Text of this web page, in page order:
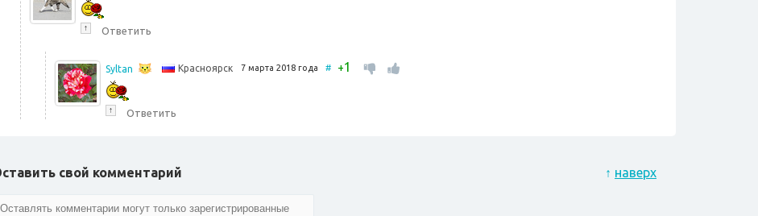
↑ Ответить
Syltan Красноярск 7 марта 2018 года # +1
↑ Ответить
↑ наверх
свой комментарий